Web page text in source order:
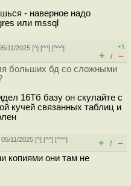
- наверное надо
или mssql
11/2025 [^] [^^] [^^^]
+1
+ / –
больших бд со сложными
16Тб базу он скулайте с
кучей связанных таблиц и
11/2025 [^] [^^] [^^^]
+ / –
копиями они там не